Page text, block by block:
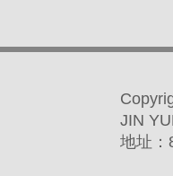
JIN
地址：